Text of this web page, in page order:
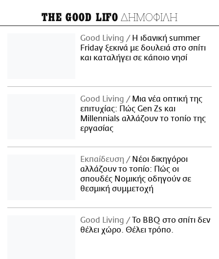
THE GOOD LIFO ΔΗΜΟΦΙΛΗ
Good Living
Η ιδανική summer
Friday ξεκινά με δουλειά στο σπίτι
και καταλήγει σε κάποιο νησί
Good Living
Μια νέα οπτική της
επιτυχίας: Πώς Gen Zs και
Millennials αλλάζουν το τοπίο της
εργασίας
Εκπαίδευση
Νέοι δικηγόροι
αλλάζουν το τοπίο: Πώς οι
σπουδές Νομικής οδηγούν σε
θεσμική συμμετοχή
Good Living
Το BBQ στο σπίτι δεν
θέλει χώρο. Θέλει τρόπο.